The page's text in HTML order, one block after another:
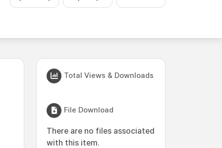
Total Views & Downloads
File Download
There are no files associated
with this item.